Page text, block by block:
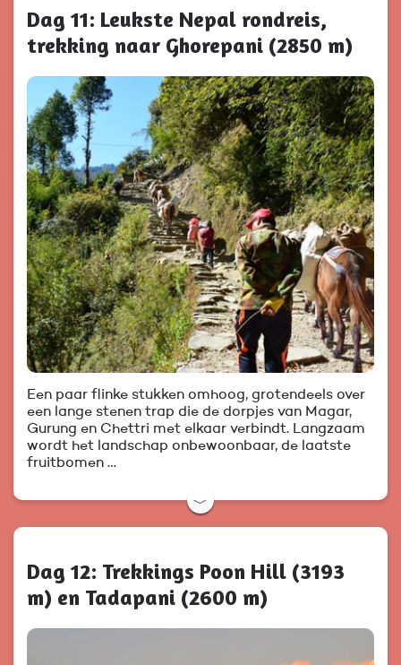
Dag 11: Leukste Nepal rondreis,
trekking naar Ghorepani (2850 m)
Een paar flinke stukken omhoog, grotendeels over
een lange stenen trap die de dorpjes van Magar,
Gurung en Chettri met elkaar verbindt. Langzaam
wordt het landschap onbewoonbaar, de laatste
fruitbomen …
﹀
Dag 12: Trekkings Poon Hill (3193
m) en Tadapani (2600 m)